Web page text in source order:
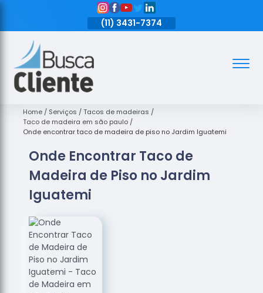
(11) 3431-7374
Assoalhos
de Madeira
Decks de
Empresas
de
Assoalhos
de Madeira
Loja de
Assoalhos
Raspagem
Assoalhos
Home Serviços
Tacos de madeiras
Taco de madeira em são paulo
Onde encontrar taco de madeira de piso no Jardim Iguatemi
Onde Encontrar Taco de
Madeira de Piso no Jardim
Iguatemi